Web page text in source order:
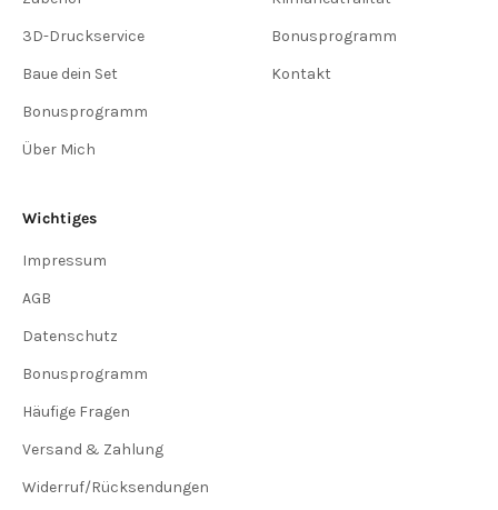
3D-Druckservice
Baue dein Set
Bonusprogramm
Über Mich
Bonusprogramm
Kontakt
Wichtiges
Impressum
AGB
Datenschutz
Bonusprogramm
Häufige Fragen
Versand & Zahlung
Widerruf/Rücksendungen